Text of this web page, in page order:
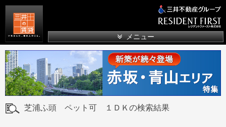
メニュー
芝浦ふ頭 ペット可 １ＤＫの検索結果